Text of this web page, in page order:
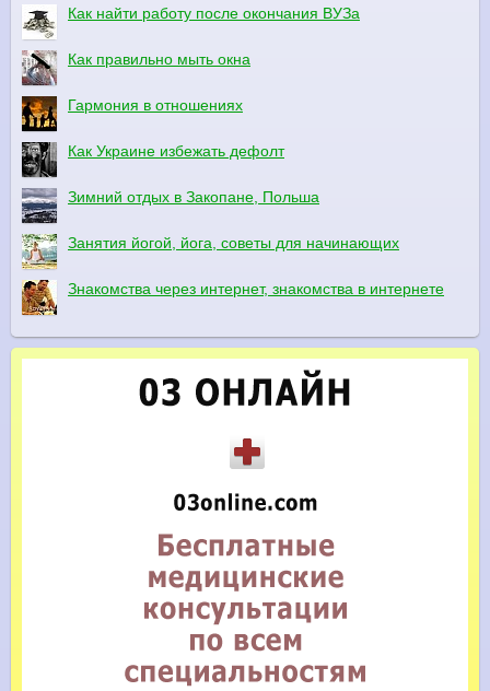
Как найти работу после окончания ВУЗа
Как правильно мыть окна
Гармония в отношениях
Как Украине избежать дефолт
Зимний отдых в Закопане, Польша
Занятия йогой, йога, советы для начинающих
Знакомства через интернет, знакомства в интернете